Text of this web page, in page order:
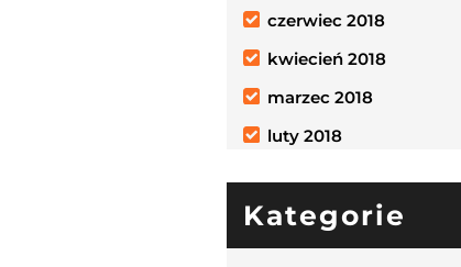
czerwiec 2018
kwiecień 2018
marzec 2018
luty 2018
Kategorie